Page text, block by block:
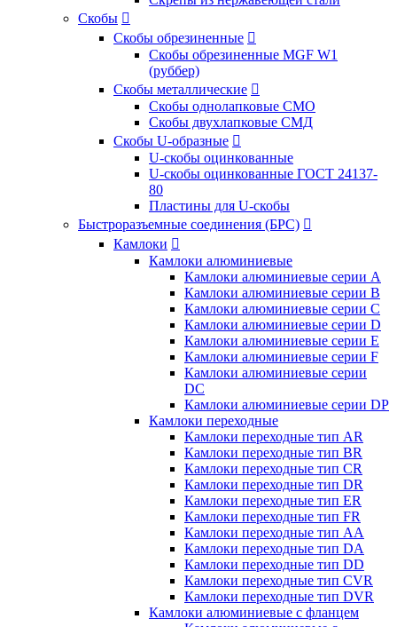
Скобы 
Скобы обрезиненные 
Скобы обрезиненные MGF W1
(руббер)
Скобы металлические 
Скобы однолапковые СМО
Скобы двухлапковые СМД
Скобы U-образные 
U-скобы оцинкованные
U-скобы оцинкованные ГОСТ 24137-
80
Пластины для U-скобы
Быстроразъемные соединения (БРС) 
Камлоки 
Камлоки алюминиевые
Камлоки алюминиевые серии А
Камлоки алюминиевые серии B
Камлоки алюминиевые серии C
Камлоки алюминиевые серии D
Камлоки алюминиевые серии E
Камлоки алюминиевые серии F
Камлоки алюминиевые серии
DC
Камлоки алюминиевые серии DP
Камлоки переходные
Камлоки переходные тип AR
Камлоки переходные тип BR
Камлоки переходные тип CR
Камлоки переходные тип DR
Камлоки переходные тип ER
Камлоки переходные тип FR
Камлоки переходные тип AA
Камлоки переходные тип DA
Камлоки переходные тип DD
Камлоки переходные тип CVR
Камлоки переходные тип DVR
Камлоки алюминиевые с фланцем